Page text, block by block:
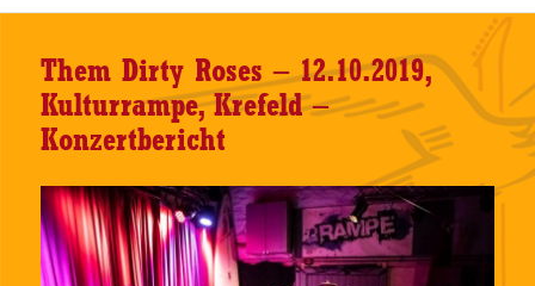
Them Dirty Roses – 12.10.2019,
Kulturrampe, Krefeld –
Konzertbericht